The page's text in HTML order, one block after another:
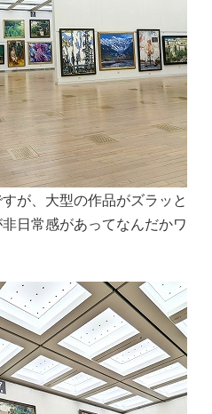
が、大型の作品がズラッと
日常感があってなんだかワ